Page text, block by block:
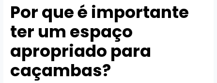
Por que é importante
ter um espaço
apropriado para
caçambas?